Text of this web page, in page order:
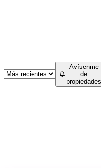
Avísenme
de
propiedades